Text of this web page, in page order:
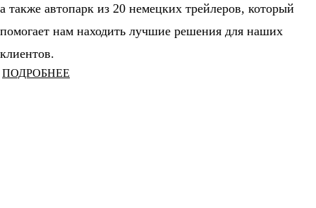
а также автопарк из 20 немецких трейлеров, который
помогает нам находить лучшие решения для наших
клиентов.
ПОДРОБНЕЕ